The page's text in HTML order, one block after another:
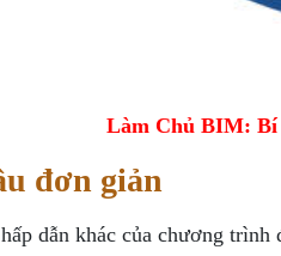
Làm Chủ BIM: Bí
đơn giản
dẫn khác của chương